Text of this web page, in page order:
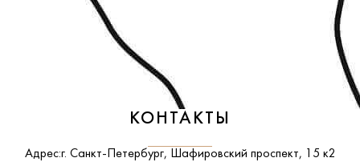
КОНТАКТЫ
Адрес:г. Санкт-Петербург, Шафировский проспект, 15 к2